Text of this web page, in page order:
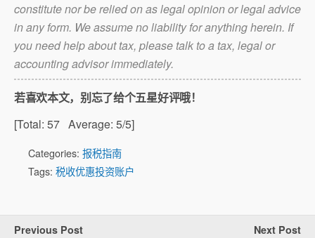
constitute nor be relied on as legal opinion or legal advice
in any form. We assume no liability for anything herein. If
you need help about tax, please talk to a tax, legal or
accounting advisor immediately.
若喜欢本文，别忘了给个五星好评哦！
[Total: 57 Average: 5/5]
Categories: 报税指南
Tags: 税收优惠投资账户
Previous Post Next Post